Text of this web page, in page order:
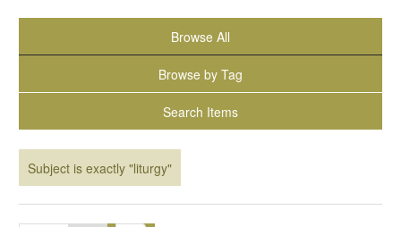
Browse All
Browse by Tag
Search Items
Subject is exactly "liturgy"